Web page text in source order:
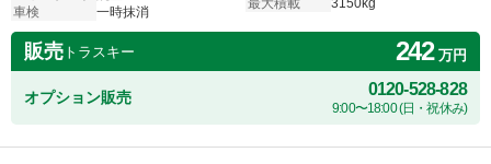
車検
一時抹消
最大積載
3150kg
販売 トラスキー 242万円
オプション販売 0120-528-828
9:00〜18:00 (日・祝休み)